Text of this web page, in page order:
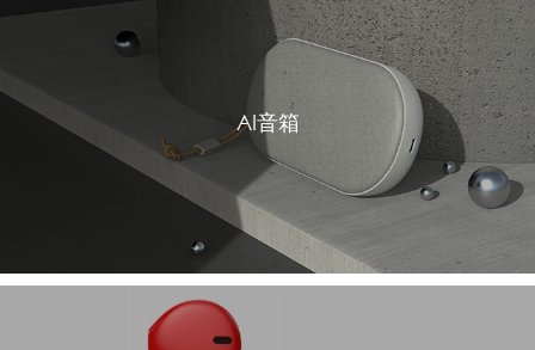
AI音箱